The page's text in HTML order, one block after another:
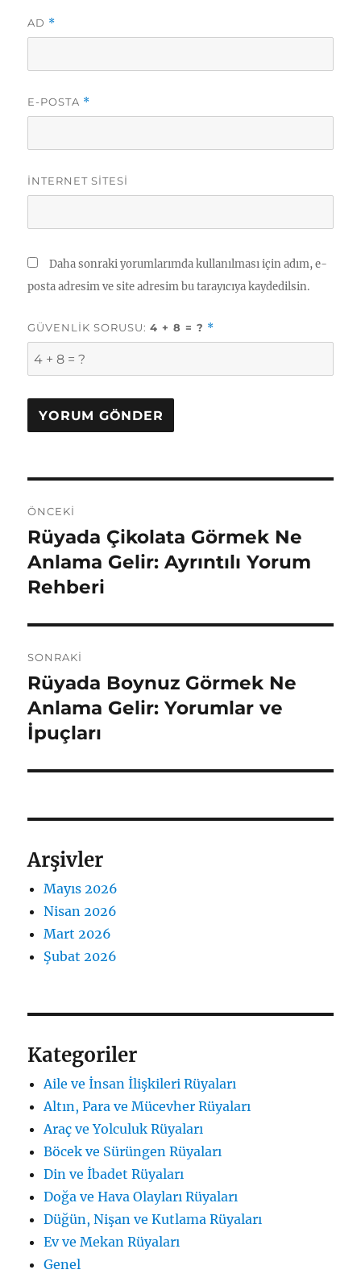
AD *
E-POSTA *
İNTERNET SITESI
Daha sonraki yorumlarımda kullanılması için adım, e-
posta adresim ve site adresim bu tarayıcıya kaydedilsin.
GÜVENLIK SORUSU:4 + 8 = ? *
gezinmesi
ÖNCEKI
Önceki
yazı:
Rüyada Çikolata Görmek Ne
Anlama Gelir: Ayrıntılı Yorum
Rehberi
SONRAKI
Sonraki
yazı:
Rüyada Boynuz Görmek Ne
Anlama Gelir: Yorumlar ve
İpuçları
Arşivler
Mayıs 2026
Nisan 2026
Mart 2026
Şubat 2026
Kategoriler
Aile ve İnsan İlişkileri Rüyaları
Altın, Para ve Mücevher Rüyaları
Araç ve Yolculuk Rüyaları
Böcek ve Sürüngen Rüyaları
Din ve İbadet Rüyaları
Doğa ve Hava Olayları Rüyaları
Düğün, Nişan ve Kutlama Rüyaları
Ev ve Mekan Rüyaları
Genel